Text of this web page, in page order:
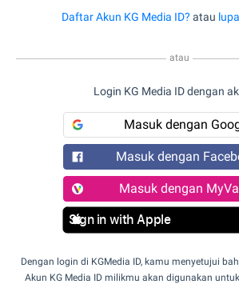
Daftar Akun KG Media ID? atau
atau
Login KG Media ID dengan
Masuk dengan
Masuk dengan
Masuk dengan
Sign in with Apple
Dengan login di KGMedia ID, kamu menyetujui
Akun KG Media ID milikmu akan digunakan